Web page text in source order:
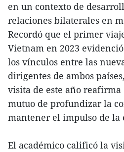
en un contexto de
relaciones bilaterales en
Recordó que el primer
Vietnam en 2023
los vínculos entre las
dirigentes de ambos
visita de este año
mutuo de profundizar la
mantener el impulso de la
El académico calificó la